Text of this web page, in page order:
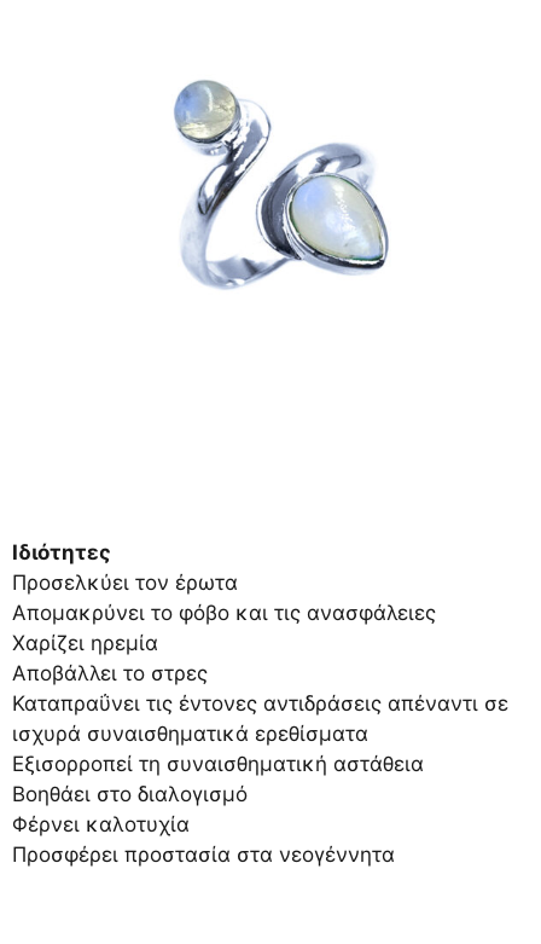
Ιδιότητες
Προσελκύει τον έρωτα
Απομακρύνει το φόβο και τις ανασφάλειες
Χαρίζει ηρεμία
Αποβάλλει το στρες
Καταπραΰνει τις έντονες αντιδράσεις απέναντι σε
ισχυρά συναισθηματικά ερεθίσματα
Εξισορροπεί τη συναισθηματική αστάθεια
Βοηθάει στο διαλογισμό
Φέρνει καλοτυχία
Προσφέρει προστασία στα νεογέννητα